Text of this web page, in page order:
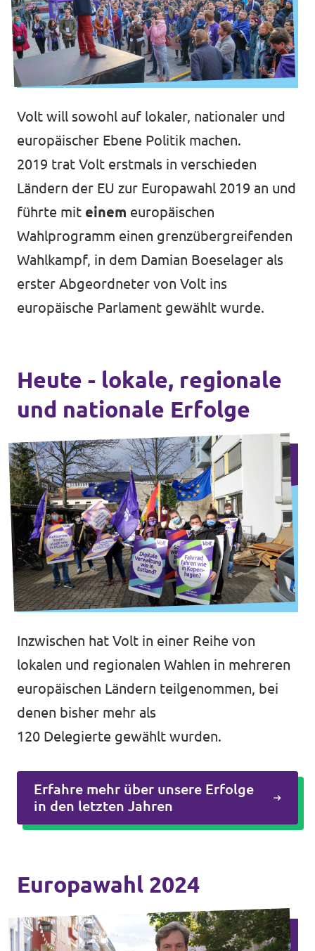
Volt will sowohl auf lokaler, nationaler und
europäischer Ebene Politik machen.
2019 trat Volt erstmals in verschieden
Ländern der EU zur Europawahl 2019 an und
führte mit einem europäischen
Wahlprogramm einen grenzübergreifenden
Wahlkampf, in dem Damian Boeselager als
erster Abgeordneter von Volt ins
europäische Parlament gewählt wurde.
Heute - lokale, regionale
und nationale Erfolge
Inzwischen hat Volt in einer Reihe von
lokalen und regionalen Wahlen in mehreren
europäischen Ländern teilgenommen, bei
denen bisher mehr als
120 Delegierte gewählt wurden.
Erfahre mehr über unsere Erfolge
in den letzten Jahren
Europawahl 2024